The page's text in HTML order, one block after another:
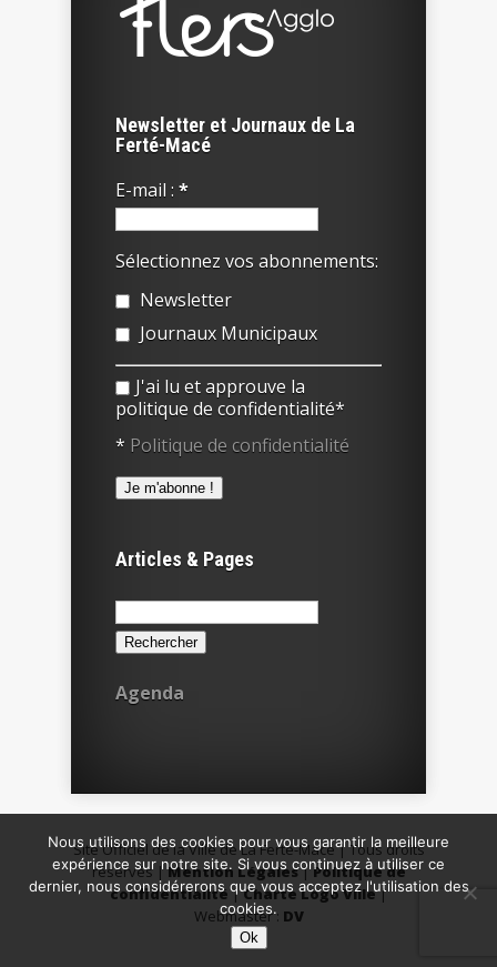
Newsletter et Journaux de La
Ferté-Macé
E-mail : *
Sélectionnez vos abonnements:
Newsletter
Journaux Municipaux
J'ai lu et approuve la
politique de confidentialité*
* Politique de confidentialité
Articles & Pages
Rechercher :
Agenda
Site Officiel de la Ville de La Ferté-Macé | Tous droits
réservés |Mention Légales|Politique de
confidentialité|Charte Logo Ville|
Webmaster : DV
Nous utilisons des cookies pour vous garantir la meilleure
expérience sur notre site. Si vous continuez à utiliser ce
dernier, nous considérerons que vous acceptez l'utilisation des
cookies.
Ok